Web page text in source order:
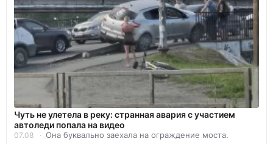
Чуть не улетела в реку: странная авария с участием
автоледи попала на видео
07.08 Она буквально заехала на ограждение моста.